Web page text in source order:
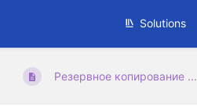
Solutions
Резервное копирование ...